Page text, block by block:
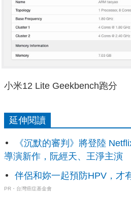
小米12 Lite Geekbench跑分
延伸閱讀
《沉默的審判》將登陸
導演新作，阮經天、王淨主演
伴侶和妳一起預防HPV，才
PR・台灣癌症基金會